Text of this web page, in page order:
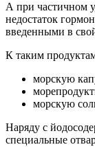
А при частичном
недостаток
введенными в
К таким
морскую
морскую
Наряду с
специальные